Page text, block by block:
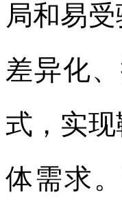
局和易
差异化
式，实
体需求